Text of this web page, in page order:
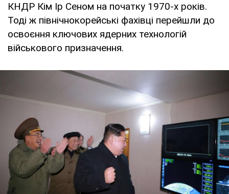
КНДР Кім Ір Сеном на початку 1970-х років.
Тоді ж північнокорейські фахівці перейшли до
освоєння ключових ядерних технологій
військового призначення.